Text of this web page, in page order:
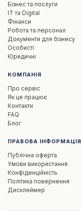
Бізнес та послуги
IT та Digital
Фінанси
Робота та персонал
Документи для бізнесу
Особисті
Юридичні
КОМПАНІЯ
Про сервіс
Як це працює
Контакти
FAQ
Блог
ПРАВОВА ІНФОРМАЦІЯ
Публічна оферта
Умови використання
Конфіденційність
Політика повернення
Дисклеймер